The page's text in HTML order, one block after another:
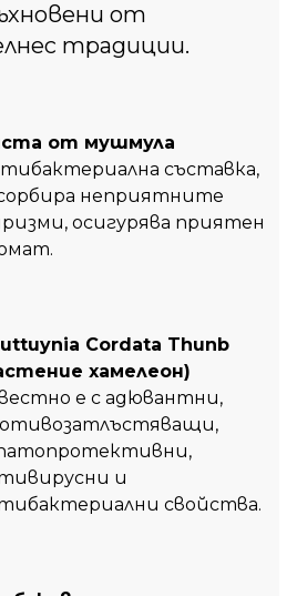
от
традиции.
от мушмула
съставка,
неприятните
осигурява приятен
Cordata Thunb
хамелеон)
е с адювантни,
и
свойства.